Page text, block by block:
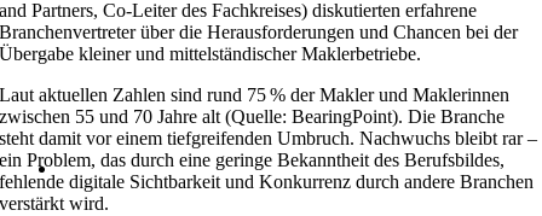
and Partners, Co-Leiter des Fachkreises) diskutierten erfahrene
Branchenvertreter über die Herausforderungen und Chancen bei der
Übergabe kleiner und mittelständischer Maklerbetriebe.
Laut aktuellen Zahlen sind rund 75 % der Makler und Maklerinnen
zwischen 55 und 70 Jahre alt (Quelle: BearingPoint). Die Branche
steht damit vor einem tiefgreifenden Umbruch. Nachwuchs bleibt rar –
ein Problem, das durch eine geringe Bekanntheit des Berufsbildes,
fehlende digitale Sichtbarkeit und Konkurrenz durch andere Branchen
verstärkt wird.